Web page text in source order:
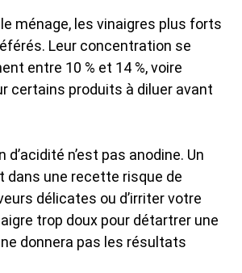
le ménage, les vinaigres plus forts
Leur concentration se
entre 10 % et 14 %, voire
certains produits à diluer avant
n’est pas anodine. Un
dans une recette risque de
délicates ou d’irriter votre
trop doux pour détartrer une
donnera pas les résultats